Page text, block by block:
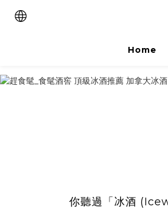
Home
你聽過「冰酒